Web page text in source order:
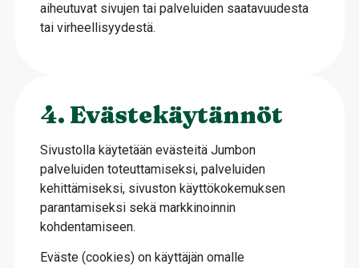
aiheutuvat sivujen tai palveluiden saatavuudesta
tai virheellisyydestä.
4. Evästekäytännöt
Sivustolla käytetään evästeitä Jumbon
palveluiden toteuttamiseksi, palveluiden
kehittämiseksi, sivuston käyttökokemuksen
parantamiseksi sekä markkinoinnin
kohdentamiseen.
Eväste (cookies) on käyttäjän omalle